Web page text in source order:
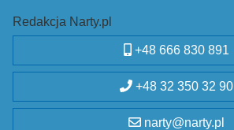
Redakcja Narty.pl
+48 666 830 891
+48 32 350 32 90
narty@narty.pl